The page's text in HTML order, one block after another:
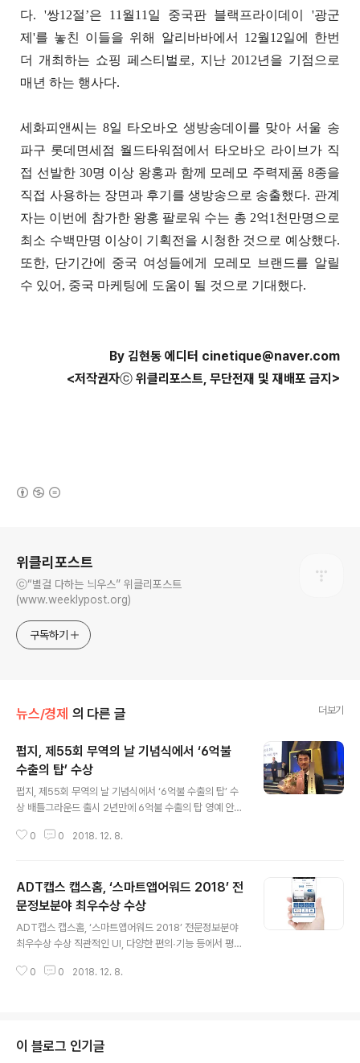
다. '쌍12절’은 11월11일 중국판 블랙프라이데이 '광군
제'를 놓친 이들을 위해 알리바바에서 12월12일에 한번
더 개최하는 쇼핑 페스티벌로, 지난 2012년을 기점으로
매년 하는 행사다.
세화피앤씨는 8일 타오바오 생방송데이를 맞아 서울 송
파구 롯데면세점 월드타워점에서 타오바오 라이브가 직
접 선발한 30명 이상 왕홍과 함께 모레모 주력제품 8종을
직접 사용하는 장면과 후기를 생방송으로 송출했다. 관계
자는 이번에 참가한 왕홍 팔로워 수는 총 2억1천만명으로
최소 수백만명 이상이 기획전을 시청한 것으로 예상했다.
또한, 단기간에 중국 여성들에게 모레모 브랜드를 알릴
수 있어, 중국 마케팅에 도움이 될 것으로 기대했다.
By 김현동 에디터 cinetique@naver.com
<저작권자ⓒ 위클리포스트, 무단전재 및 재배포 금지>
위클리포스트
ⓒ“별걸 다하는 늬우스” 위클리포스트
(www.weeklypost.org)
구독하기
뉴스/경제 의 다른 글 더보기
펍지, 제55회 무역의 날 기념식에서 ‘6억불
수출의 탑’ 수상
펍지, 제55회 무역의 날 기념식에서 ‘6억불 수출의 탑’ 수
상 배틀그라운드 출시 2년만에 6억불 수출의 탑 영예 안아
울 코엑스에서 진행된 ‘제55회 무역의 날’ 기념식에서 ‘6
을 대상으로 그 공로를 인정하고 국가적으로 수출을 장려
하고자 매년 진행되는 행사다. 이번 수출의 탑은 2017년
도 7월부터 2018년도 6월까지의 수출 실적을 기준으로
선정됐다. 펍지주식회사는 플레이어언노운스 배틀그라운
드(이하 배틀그라운드)를 통해 전 세계 흥행 돌풍을 일으키
며 게임 출시 불과 2년만에 6억불 수출의 탑 수상이라는
0 0 2018. 12. 8.
ADT캡스 캡스홈, ‘스마트앱어워드 2018’ 전
문정보분야 최우수상 수상
ADT캡스 캡스홈, ‘스마트앱어워드 2018’ 전문정보분야
최우수상 수상 직관적인 UI, 다양한 편의∙기능 등에서 평가
문기업 ADT캡스(대표 최진환)가 지난 6일 자사의 홈 보안
최대 규모의 모바일앱 시상식으로, 한 해 동안 새로 개발되
거나 업데이트된 모바일앱을 대상으로 인터넷 전문가 3천
0 0 2018. 12. 8.
이 블로그 인기글